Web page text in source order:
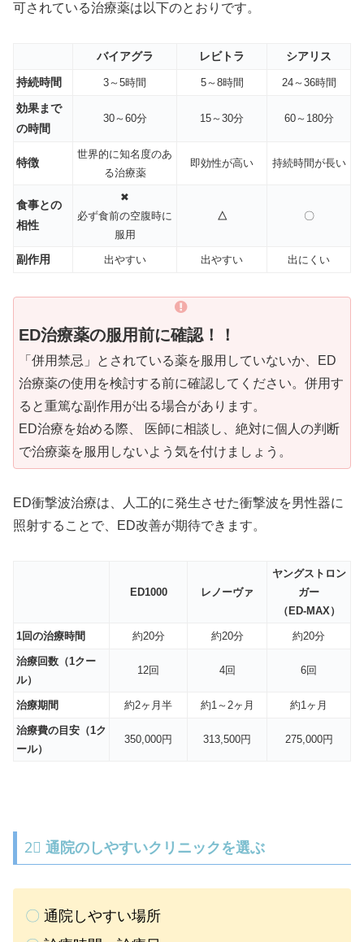
可されている治療薬は以下のとおりです。
バイアグラ レビトラ
シアリス
持続時間
3～5時間 5～8時間 24～36時間
効果まで
の時間
30～60分 15～30分 60～180分
特徴
世界的に知名度のあ
る治療薬
即効性が高い 持続時間が長い
食事との
相性
✖
必ず食前の空腹時に
服用
△ 〇
副作用 出やすい 出やすい 出にくい
ED治療薬の服用前に確認！！
「併用禁忌」とされている薬を服用していないか、ED
治療薬の使用を検討する前に確認してください。併用す
ると重篤な副作用が出る場合があります。
ED治療を始める際、 医師に相談し、絶対に個人の判断
で治療薬を服用しないよう気を付けましょう。
ED衝撃波治療は、人工的に発生させた衝撃波を男性器に
照射することで、ED改善が期待できます。
ED1000 レノーヴァ
ヤングストロン
ガー
（ED-MAX）
1回の治療時間 約20分 約20分 約20分
治療回数（1クー
ル）
12回 4回 6回
治療期間 約2ヶ月半 約1～2ヶ月 約1ヶ月
治療費の目安（1ク
ール）
350,000円 313,500円 275,000円
2⃣ 通院のしやすいクリニックを選ぶ
〇 通院しやすい場所